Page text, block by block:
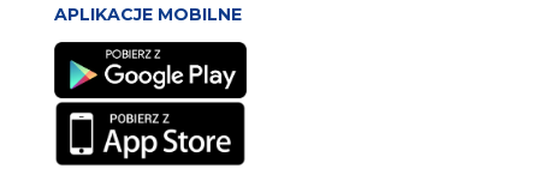
APLIKACJE MOBILNE